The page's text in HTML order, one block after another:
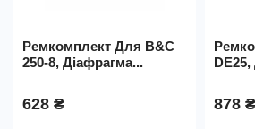
Ремкомплект Для B&C
250-8, Діафрагма...
628 ₴ 878 ₴